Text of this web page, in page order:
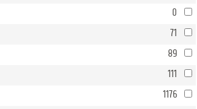
0
71
89
111
1176